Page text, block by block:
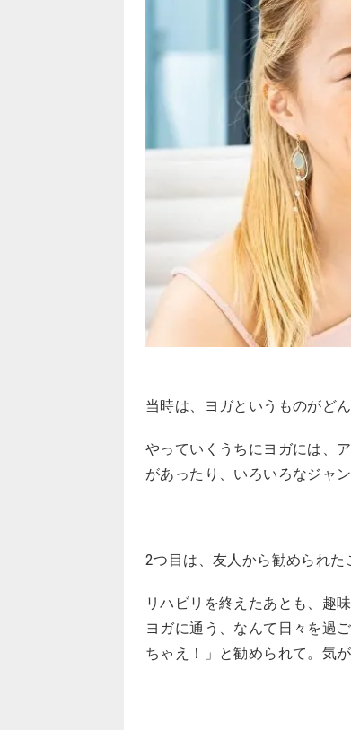
当時は、ヨガというものが
やっていくうちにヨガには、
があったり、いろいろなジャ
2つ目は、友人から勧められた
リハビリを終えたあとも、趣
ヨガに通う、なんて日々を過
ちゃえ！」と勧められて。気